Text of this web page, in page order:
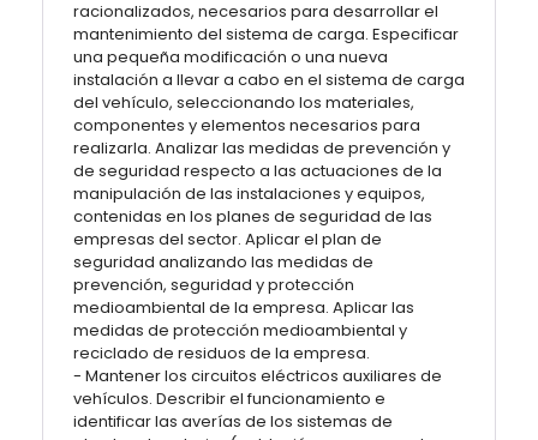
racionalizados, necesarios para desarrollar el
mantenimiento del sistema de carga. Especificar
una pequeña modificación o una nueva
instalación a llevar a cabo en el sistema de carga
del vehículo, seleccionando los materiales,
componentes y elementos necesarios para
realizarla. Analizar las medidas de prevención y
de seguridad respecto a las actuaciones de la
manipulación de las instalaciones y equipos,
contenidas en los planes de seguridad de las
empresas del sector. Aplicar el plan de
seguridad analizando las medidas de
prevención, seguridad y protección
medioambiental de la empresa. Aplicar las
medidas de protección medioambiental y
reciclado de residuos de la empresa.
- Mantener los circuitos eléctricos auxiliares de
vehículos. Describir el funcionamiento e
identificar las averías de los sistemas de